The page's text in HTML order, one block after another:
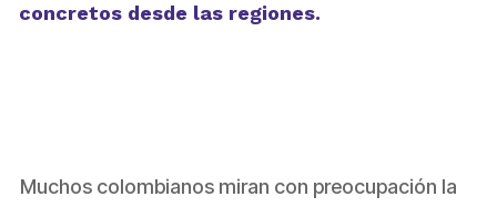
concretos desde las regiones.
Muchos colombianos miran con preocupación la